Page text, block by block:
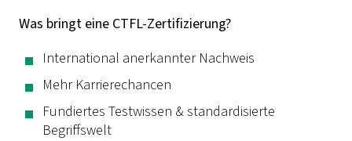
Was bringt eine CTFL-Zertifizierung?
International anerkannter Nachweis
Mehr Karrierechancen
Fundiertes Testwissen & standardisierte
Begriffswelt